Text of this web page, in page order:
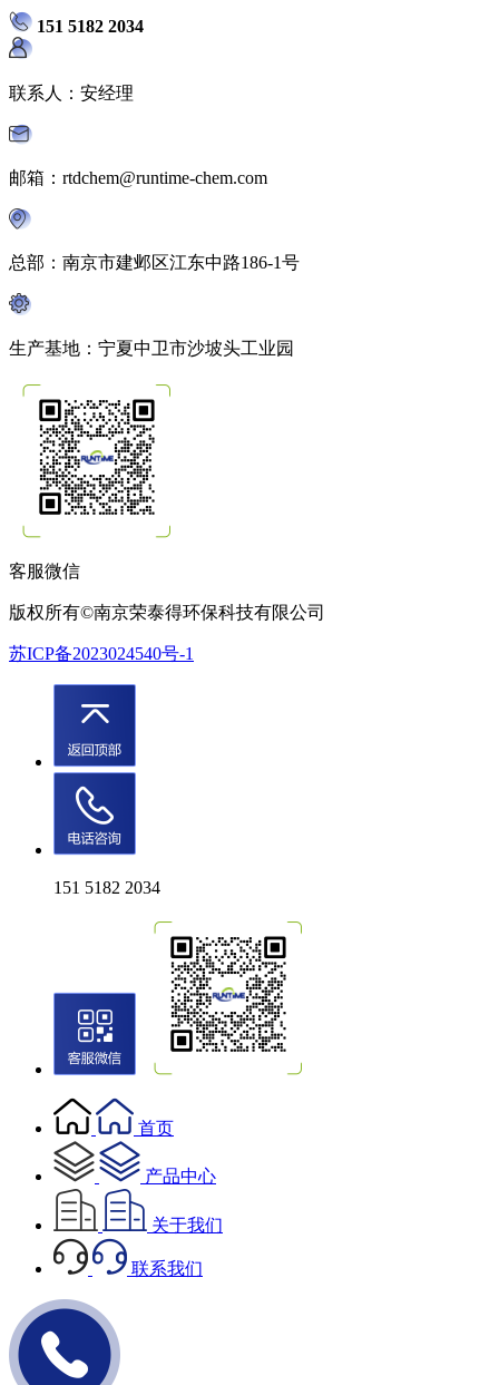
151 5182 2034
联系人：安经理
邮箱：rtdchem@runtime-chem.com
总部：南京市建邺区江东中路186-1号
生产基地：宁夏中卫市沙坡头工业园
客服微信
版权所有©南京荣泰得环保科技有限公司
苏ICP备2023024540号-1
151 5182 2034
首页
产品中心
关于我们
联系我们